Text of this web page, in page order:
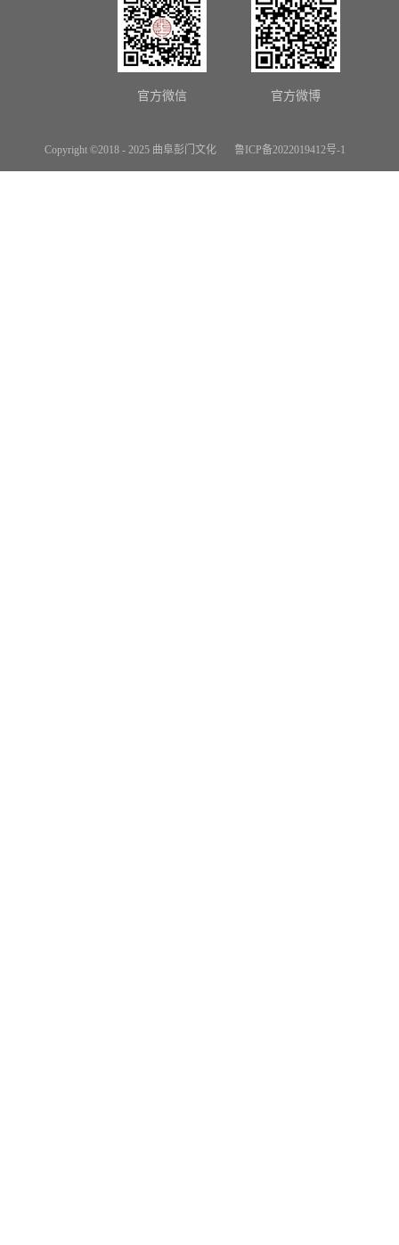
Copyright ©2018 - 2025 曲阜彭门文化 鲁ICP备2022019412号-1
官方微信 官方微博